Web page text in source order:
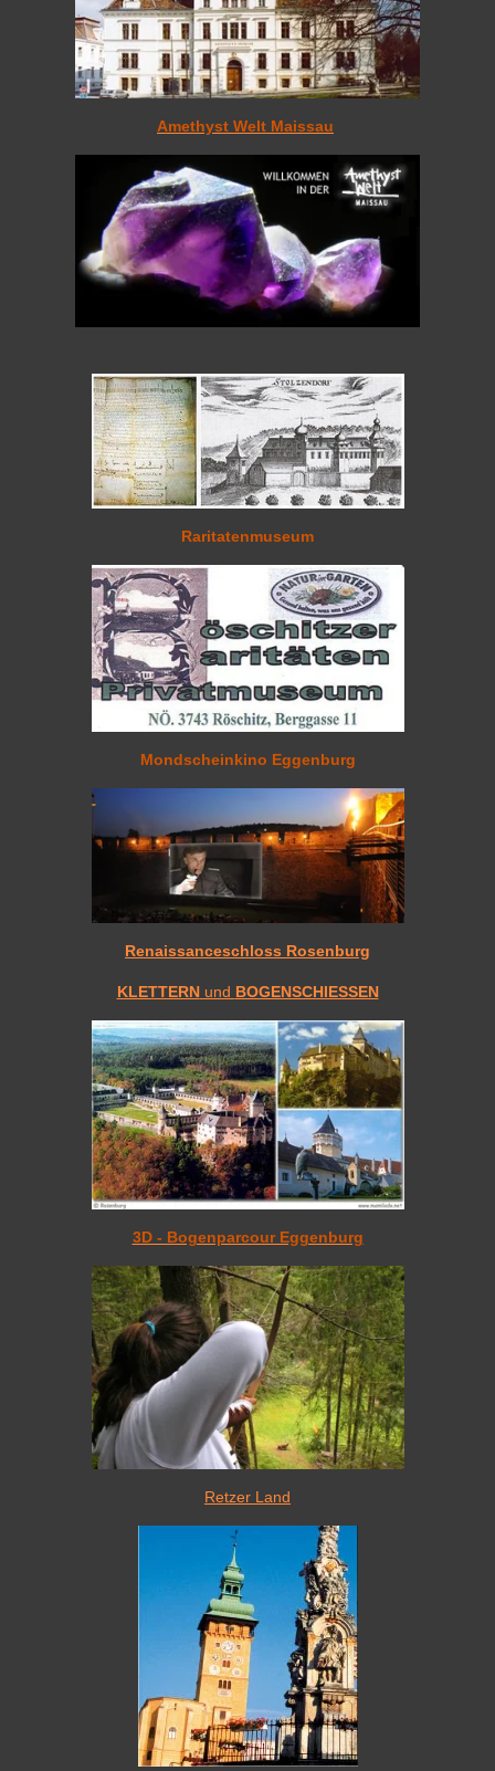
Amethyst Welt Maissau
Raritatenmuseum
Mondscheinkino Eggenburg
Renaissanceschloss Rosenburg
KLETTERNund BOGENSCHIESSEN
3D - Bogenparcour Eggenburg
Retzer Land